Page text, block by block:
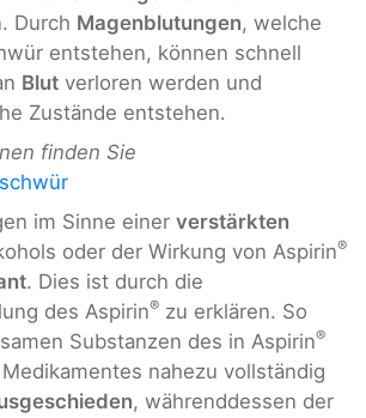
Durch Magenblutungen, welche
entstehen, können schnell
Blut verloren werden und
Zustände entstehen.
finden Sie
im Sinne einer verstärkten
oder der Wirkung von Aspirin®
. Dies ist durch die
des Aspirin® zu erklären. So
Substanzen des in Aspirin®
nahezu vollständig
, währenddessen der